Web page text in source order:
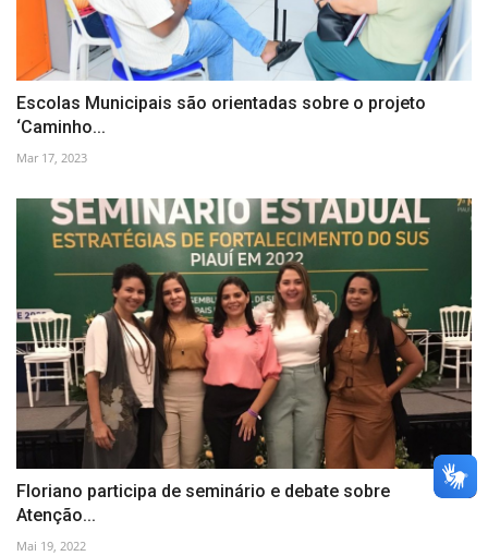
Escolas Municipais são orientadas sobre o projeto
‘Caminho...
Mar 17, 2023
Floriano participa de seminário e debate sobre
Atenção...
Mai 19, 2022